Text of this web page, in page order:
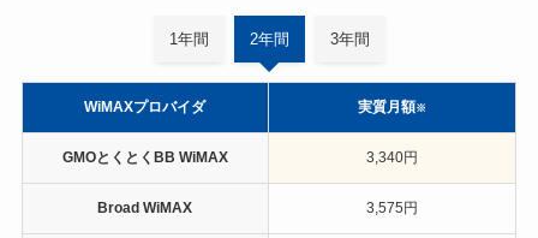
1年間 2年間 3年間
WiMAXプロバイダ 実質月額※
GMOとくとくBB WiMAX 3,340円
Broad WiMAX 3,575円